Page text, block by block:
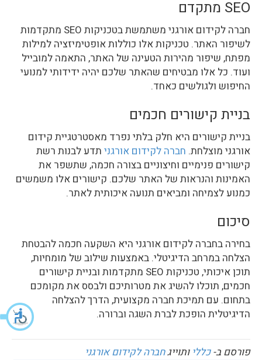
SEO מתקדם
חברה לקידום אורגני משתמשת בטכניקות SEO מתקדמות
לשיפור האתר. טכניקות אלו כוללות אופטימיזציה למילות
מפתח, שיפור מהירות הטעינה של האתר, התאמה למובייל
ועוד. כל אלו מבטיחים שהאתר שלכם יהיה ידידותי למנועי
החיפוש ולגולשים כאחד.
בניית קישורים חכמים
בניית קישורים היא חלק בלתי נפרד מאסטרטגיית קידום
אורגני מוצלחת. חברה לקידום אורגני תדע לבנות רשת
קישורים פנימיים וחיצוניים בצורה חכמה, שתשפר את
האמינות והנראות של האתר שלכם. קישורים אלו משמשים
כמנוע לצמיחה ומביאים תנועה איכותית לאתר.
סיכום
בחירה בחברה לקידום אורגני היא השקעה חכמה להבטחת
הצלחה במרחב הדיגיטלי. באמצעות שילוב של מומחיות,
תוכן איכותי, טכניקות SEO מתקדמות ובניית קישורים
חכמים, תוכלו להשיג את מטרותיכם ולבסס את מקומכם
בתחום. עם תמיכת חברה מקצועית, הדרך להצלחה
הדיגיטלית הופכת לברת השגה וברורה.
פורסם ב-כללי ותוייגחברה לקידום אורגני